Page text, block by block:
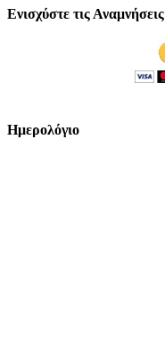
Ενισχύστε τις Αναμνήσεις
Ημερολόγιο